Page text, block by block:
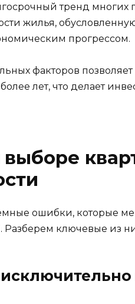
тренд многих
жилья,
прогрессом.
факторов позволяет
лет, что делает
ошибки, которые
ключевые из